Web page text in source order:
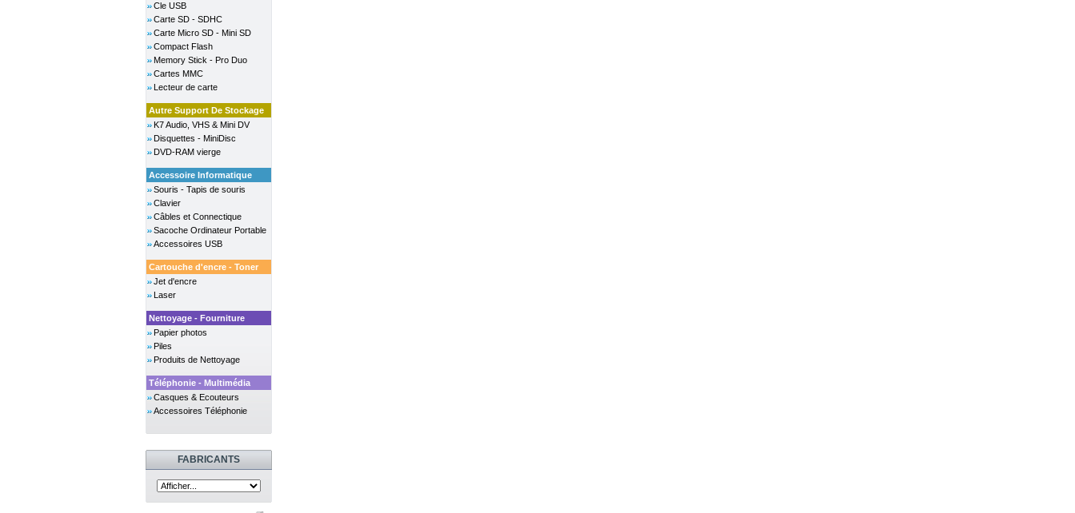
Cle USB
Carte SD - SDHC
Carte Micro SD - Mini SD
Compact Flash
Memory Stick - Pro Duo
Cartes MMC
Lecteur de carte
Autre Support De Stockage
K7 Audio, VHS & Mini DV
Disquettes - MiniDisc
DVD-RAM vierge
Accessoire Informatique
Souris - Tapis de souris
Clavier
Câbles et Connectique
Sacoche Ordinateur Portable
Accessoires USB
Cartouche d'encre - Toner
Jet d'encre
Laser
Nettoyage - Fourniture
Papier photos
Piles
Produits de Nettoyage
Téléphonie - Multimédia
Casques & Ecouteurs
Accessoires Téléphonie
FABRICANTS